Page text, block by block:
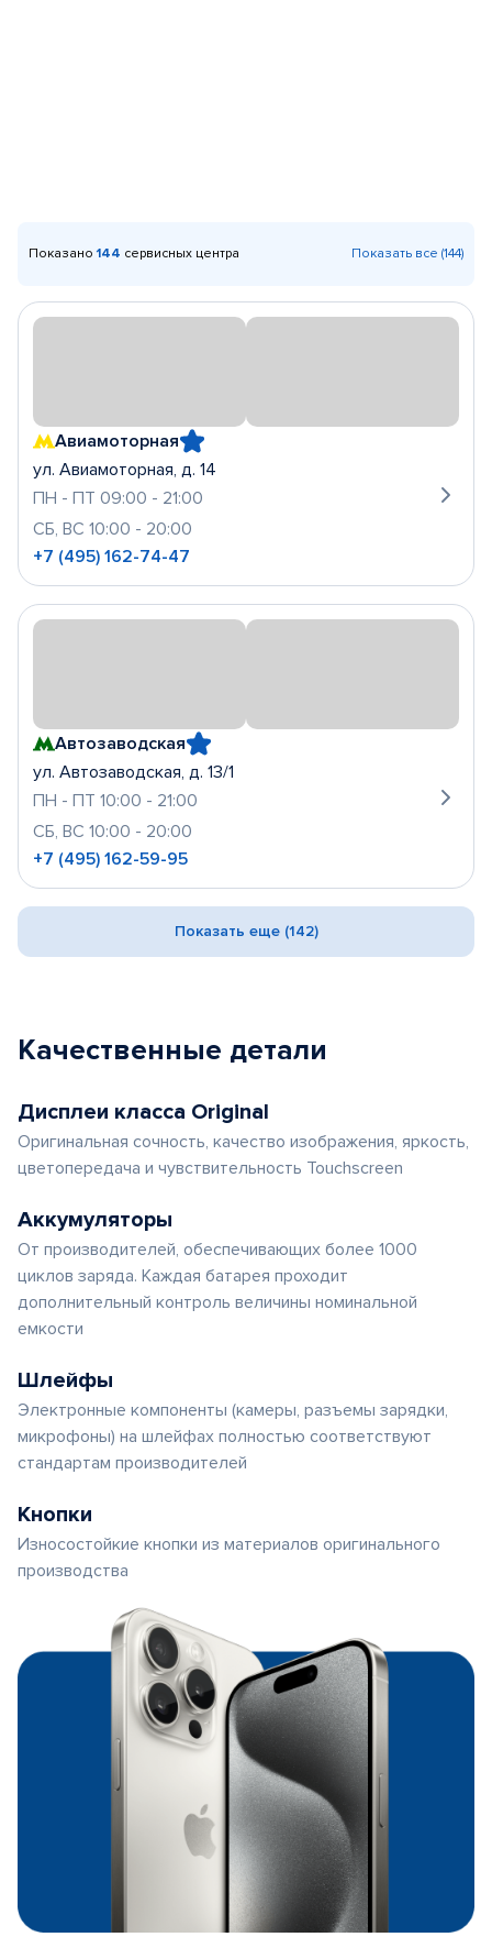
Показано 144 сервисных центра Показать все (144)
Авиамоторная
ул. Авиамоторная, д. 14
ПН - ПТ 09:00 - 21:00
СБ, ВС 10:00 - 20:00
+7 (495) 162-74-47
Автозаводская
ул. Автозаводская, д. 13/1
ПН - ПТ 10:00 - 21:00
СБ, ВС 10:00 - 20:00
+7 (495) 162-59-95
Показать еще (142)
Качественные детали
Дисплеи класса Original
Оригинальная сочность, качество изображения, яркость,
цветопередача и чувствительность Touchscreen
Аккумуляторы
От производителей, обеспечивающих более 1000
циклов заряда. Каждая батарея проходит
дополнительный контроль величины номинальной
емкости
Шлейфы
Электронные компоненты (камеры, разъемы зарядки,
микрофоны) на шлейфах полностью соответствуют
стандартам производителей
Кнопки
Износостойкие кнопки из материалов оригинального
производства